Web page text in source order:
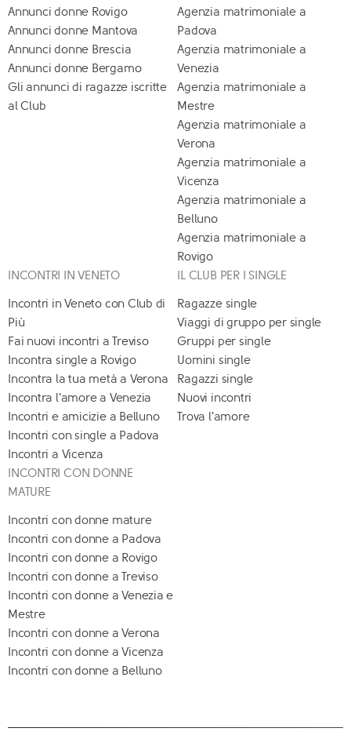
Annunci donne Rovigo
Annunci donne Mantova
Annunci donne Brescia
Annunci donne Bergamo
Gli annunci di ragazze iscritte
al Club
Agenzia matrimoniale a
Padova
Agenzia matrimoniale a
Venezia
Agenzia matrimoniale a
Mestre
Agenzia matrimoniale a
Verona
Agenzia matrimoniale a
Vicenza
Agenzia matrimoniale a
Belluno
Agenzia matrimoniale a
Rovigo
INCONTRI IN VENETO
Incontri in Veneto con Club di
Più
Fai nuovi incontri a Treviso
Incontra single a Rovigo
Incontra la tua metà a Verona
Incontra l'amore a Venezia
Incontri e amicizie a Belluno
Incontri con single a Padova
Incontri a Vicenza
IL CLUB PER I SINGLE
Ragazze single
Viaggi di gruppo per single
Gruppi per single
Uomini single
Ragazzi single
Nuovi incontri
Trova l'amore
INCONTRI CON DONNE
MATURE
Incontri con donne mature
Incontri con donne a Padova
Incontri con donne a Rovigo
Incontri con donne a Treviso
Incontri con donne a Venezia e
Mestre
Incontri con donne a Verona
Incontri con donne a Vicenza
Incontri con donne a Belluno